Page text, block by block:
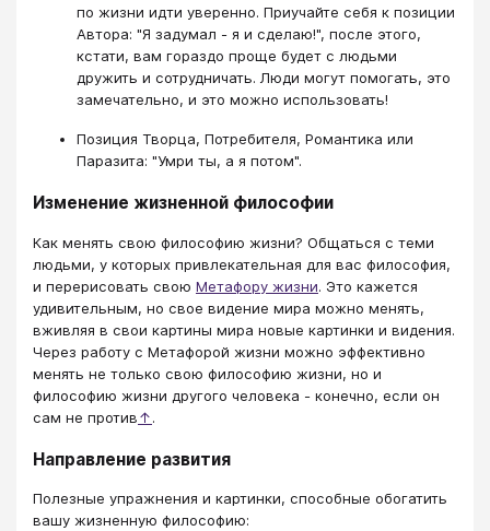
по жизни идти уверенно. Приучайте себя к позиции
Автора: "Я задумал - я и сделаю!", после этого,
кстати, вам гораздо проще будет с людьми
дружить и сотрудничать. Люди могут помогать, это
замечательно, и это можно использовать!
Позиция Творца, Потребителя, Романтика или
Паразита: "Умри ты, а я потом".
Изменение жизненной философии
Как менять свою философию жизни? Общаться с теми
людьми, у которых привлекательная для вас философия,
и перерисовать свою Метафору жизни. Это кажется
удивительным, но свое видение мира можно менять,
вживляя в свои картины мира новые картинки и видения.
Через работу с Метафорой жизни можно эффективно
менять не только свою философию жизни, но и
философию жизни другого человека - конечно, если он
сам не против↑.
Направление развития
Полезные упражнения и картинки, способные обогатить
вашу жизненную философию: